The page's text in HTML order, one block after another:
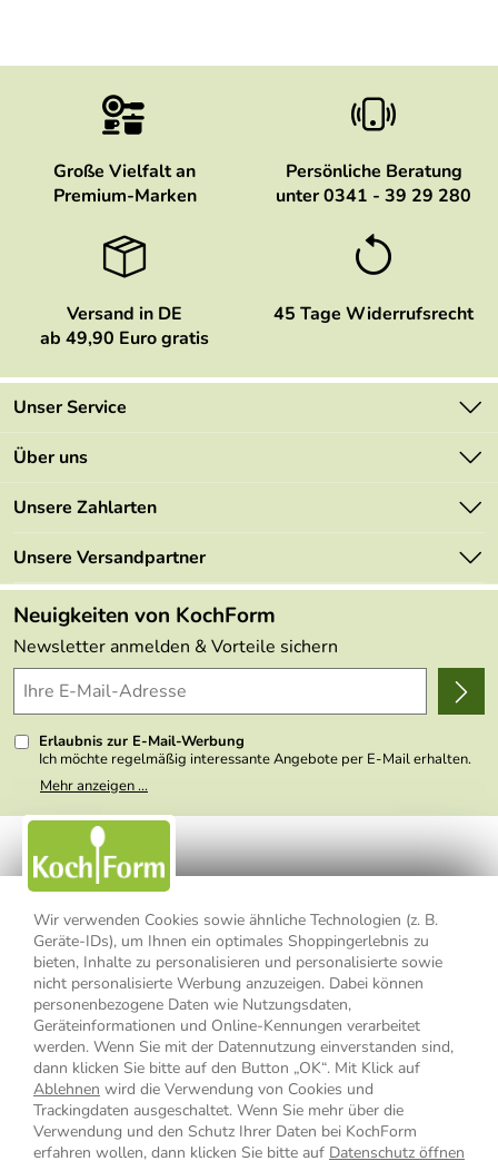
Wir verwenden Cookies sowie ähnliche Technologien (z. B.
Geräte-IDs), um Ihnen ein optimales Shoppingerlebnis zu
bieten, Inhalte zu personalisieren und personalisierte sowie
nicht personalisierte Werbung anzuzeigen. Dabei können
personenbezogene Daten wie Nutzungsdaten,
Geräteinformationen und Online-Kennungen verarbeitet
werden. Wenn Sie mit der Datennutzung einverstanden sind,
dann klicken Sie bitte auf den Button „OK“. Mit Klick auf
Ablehnen wird die Verwendung von Cookies und
Trackingdaten ausgeschaltet. Wenn Sie mehr über die
Verwendung und den Schutz Ihrer Daten bei KochForm
erfahren wollen, dann klicken Sie bitte auf Datenschutz öffnen
Große Vielfalt an
Premium-Marken
Persönliche Beratung
unter 0341 - 39 29 280
Versand in DE
ab 49,90 Euro gratis
45 Tage Widerrufsrecht
Unser Service
Kontakt
Mehrwertsteuerfrei
Retourenportal
FAQs
Lieferbedingungen
Delivery Terms
Kundenlogin
Über uns
Marken
Angebote
Made in Germany
Themen
Wir über uns
Presse
Unsere Zahlarten
Unsere Versandpartner
Neuigkeiten von KochForm
Newsletter anmelden & Vorteile sichern
Erlaubnis zur E-Mail-Werbung
Ich möchte regelmäßig interessante Angebote per E-Mail erhalten.
Meine E-Mail-Adresse wird nicht an andere Unternehmen
weitergegeben. Zu statistischen Zwecken wird in anonymer Form
nicht erkennbar, welche konkrete Person geklickt hat. Diese
Einwilligung zur Nutzung meiner E-Mail- Adresse für Werbezwecke
kann ich jederzeit mit Wirkung für die Zukunft widerrufen, indem ich
den Link "Abmelden" am Ende des Newsletters anklicke oder die
Option Newsletter im Mitgliederbereich deaktiviere. Die
Datenschutzerklärung
habe ich zur Kenntnis genommen.
Mehr anzeigen ...
Impressum Datenschutzerklärung
AGB
Widerrufsbelehrung
Widerrufsformular
Vertrag widerrufen
* Alle Preisangaben inkl. MwSt., bis 49,90 € Bestellwert zzgl.
Versandkosten, ab 49,90 € Bestellwert inkl.Versandkosteninnerhalb